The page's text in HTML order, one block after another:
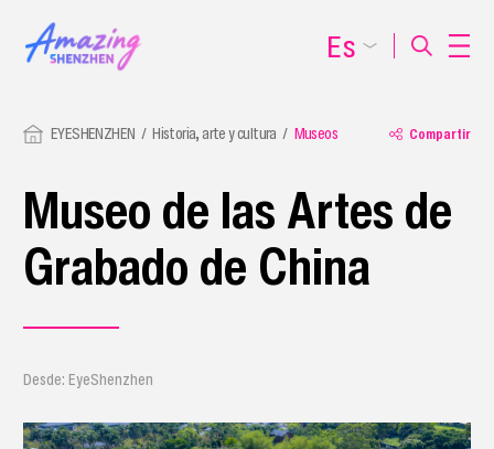
EYESHENZHEN Historia, arte y cultura Museos Compartir
Museo de las Artes de
Grabado de China
Desde: EyeShenzhen
Es